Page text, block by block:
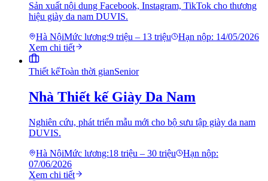
Sản xuất nội dung Facebook, Instagram, TikTok cho thương
hiệu giày da nam DUVIS.
Hà NộiMức lương:9 triệu – 13 triệu Hạn nộp: 14/05/2026
Xem chi tiết
Thiết kếToàn thời gianSenior
Nhà Thiết kế Giày Da Nam
Nghiên cứu, phát triển mẫu mới cho bộ sưu tập giày da nam
DUVIS.
Hà NộiMức lương:18 triệu – 30 triệu
Hạn nộp:
07/06/2026
Xem chi tiết